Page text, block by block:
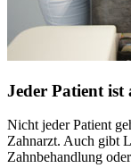
Jeder Patient
Nicht jeder Patient
Zahnarzt. Auch gibt
Zahnbehandlung